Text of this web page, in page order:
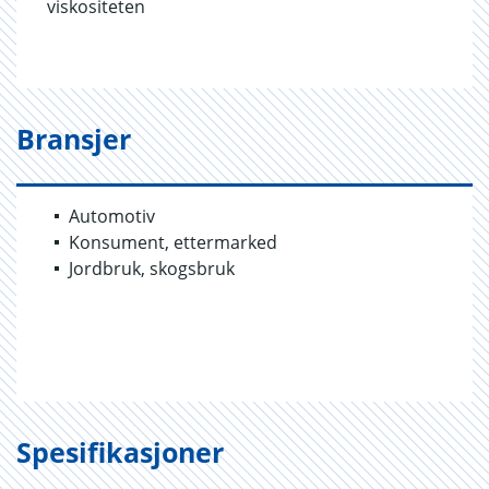
viskositeten
Bransjer
Automotiv
Konsument, ettermarked
Jordbruk, skogsbruk
Spesifikasjoner